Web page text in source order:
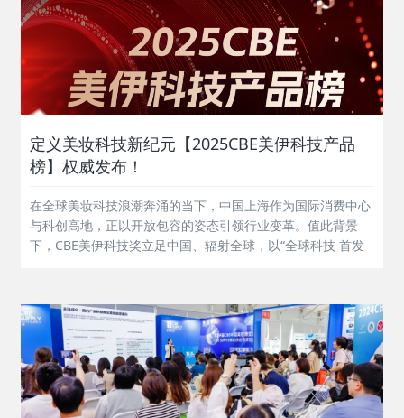
定义美妆科技新纪元【2025CBE美伊科技产品
榜】权威发布！
在全球美妆科技浪潮奔涌的当下，中国上海作为国际消费中心
与科创高地，正以开放包容的姿态引领行业变革。值此背景
下，CBE美伊科技奖立足中国、辐射全球，以“全球科技 首发
化妆品行业甄选出最具商...